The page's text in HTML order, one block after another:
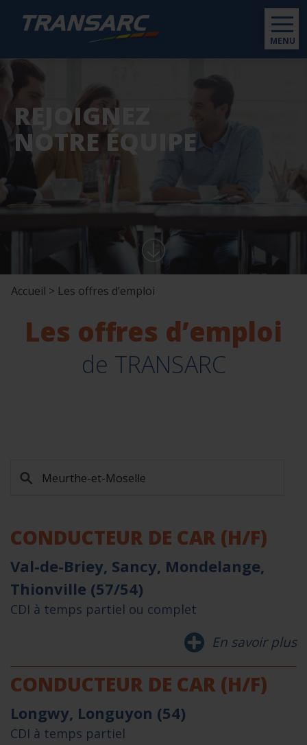
MENU
REJOIGNEZ
NOTRE ÉQUIPE
Accueil > Les offres d’emploi
Les offres d’emploi
de TRANSARC
CONDUCTEUR DE CAR (H/F)
Val-de-Briey, Sancy, Mondelange,
Thionville (57/54)
CDI à temps partiel ou complet
En savoir plus
CONDUCTEUR DE CAR (H/F)
Longwy, Longuyon (54)
CDI à temps partiel